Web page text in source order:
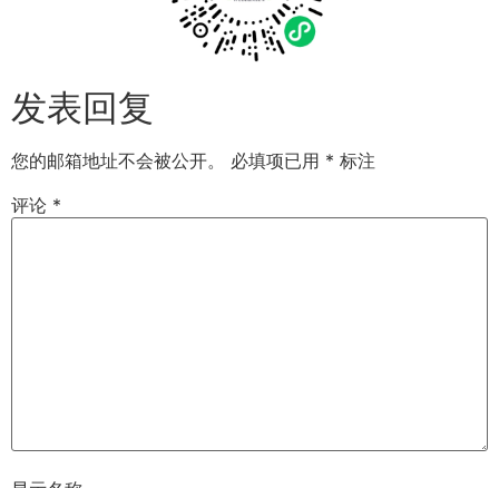
发表回复
您的邮箱地址不会被公开。 必填项已用 * 标注
评论 *